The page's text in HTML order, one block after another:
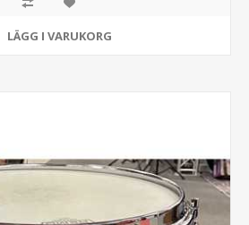
LÄGG I VARUKORG